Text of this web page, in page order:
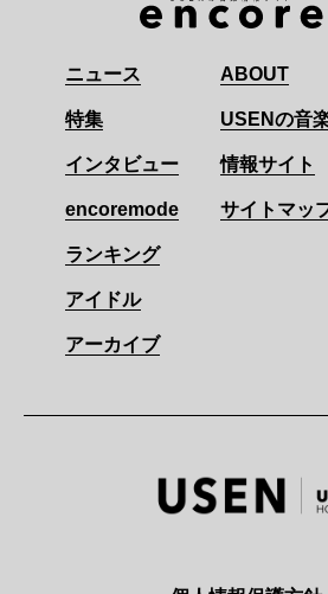
ニュース
特集
インタビュー
encoremode
ランキング
アイドル
アーカイブ
ABOUT
USENの音
情報サイト
サイトマッ